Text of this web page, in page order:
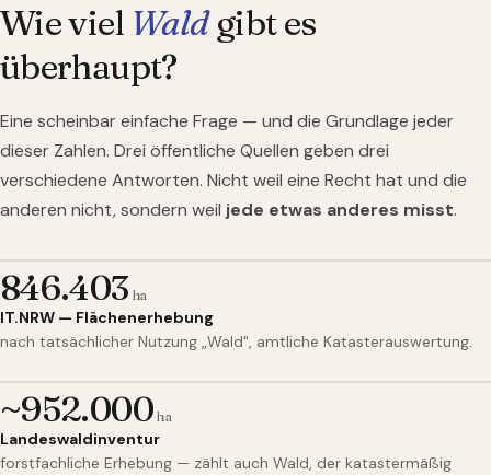
Wie viel Waldgibt es
überhaupt?
Eine scheinbar einfache Frage — und die Grundlage jeder
dieser Zahlen. Drei öffentliche Quellen geben drei
verschiedene Antworten. Nicht weil eine Recht hat und die
anderen nicht, sondern weil jede etwas anderes misst.
846.403 ha
IT.NRW — Flächenerhebung
nach tatsächlicher Nutzung „Wald", amtliche Katasterauswertung.
~952.000ha
Landeswaldinventur
forstfachliche Erhebung — zählt auch Wald, der katastermäßig